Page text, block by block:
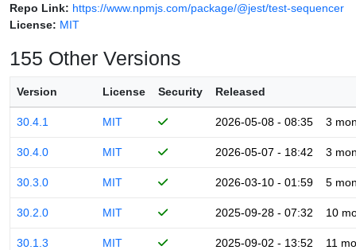
Repo Link: https://www.npmjs.com/package/@jest/test-sequencer
License: MIT
155 Other Versions
Version License Security Released
30.4.1 MIT 2026-05-08 - 08:35 3
30.4.0 MIT 2026-05-07 - 18:42 3
30.3.0 MIT 2026-03-10 - 01:59 5
30.2.0 MIT 2025-09-28 - 07:32 10
30.1.3 MIT 2025-09-02 - 13:52 11